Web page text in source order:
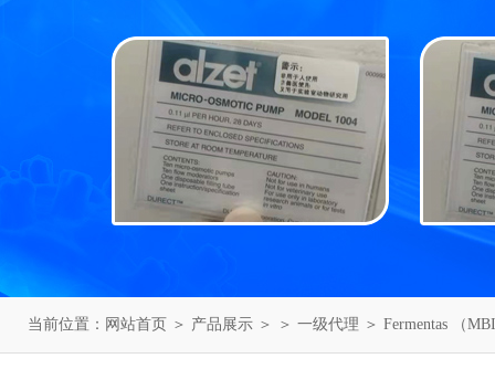
当前位置： 网站首页 ＞ 产品展示 ＞ ＞ 一级代理 ＞ Fermentas （